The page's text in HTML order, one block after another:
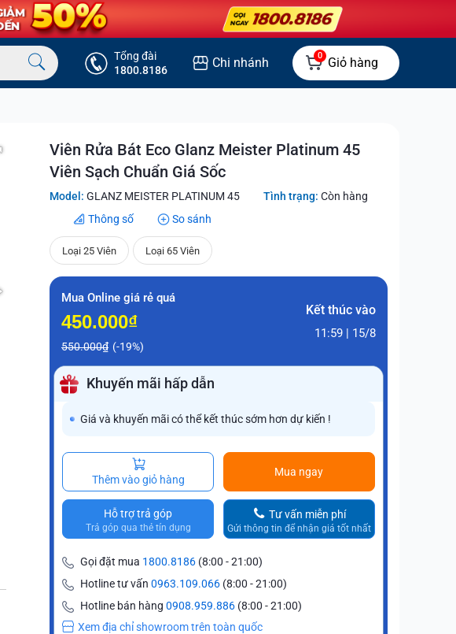
Tổng đài
1800.8186
Chi nhánh 0 Giỏ hàng
Viên Rửa Bát Eco Glanz Meister Platinum 45
Viên Sạch Chuẩn Giá Sốc
Model: GLANZ MEISTER PLATINUM 45 Tình trạng: Còn hàng
Thông số
So sánh
Loại 25 Viên Loại 65 Viên
Mua Online giá rẻ quá
450.000₫
550.000₫ (-19%)
Kết thúc vào
11:59 | 15/8
Khuyến mãi hấp dẫn
Giá và khuyến mãi có thể kết thúc sớm hơn dự kiến !
Thêm vào giỏ hàng
Mua ngay
Hỗ trợ trả góp
Trả góp qua thẻ tín dụng
Tư vấn miễn phí
Gửi thông tin để nhận giá tốt nhất
Gọi đặt mua 1800.8186 (8:00 - 21:00)
Hotline tư vấn 0963.109.066 (8:00 - 21:00)
Hotline bán hàng 0908.959.886 (8:00 - 21:00)
Xem địa chỉ showroom trên toàn quốc